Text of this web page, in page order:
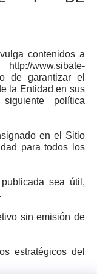
contenidos a
www.sibate-
de garantizar el
la Entidad en sus
política
en el Sitio
para todos los
sea útil,
sin emisión de
estratégicos del